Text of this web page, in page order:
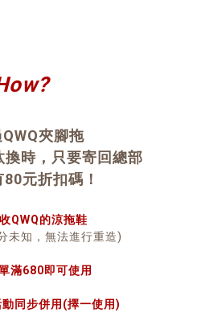
夾腳拖
換時，只要寄回總部
元折扣碼！
QWQ的涼拖鞋
未知，無法進行重造)
滿680即可使用
同步併用(擇一使用)